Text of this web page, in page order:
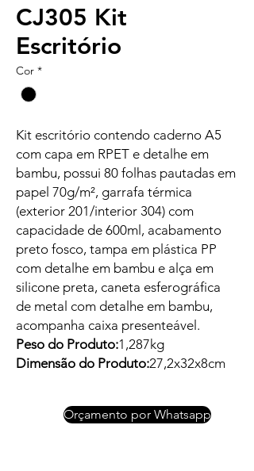
CJ305 Kit
Escritório
Cor *
Kit escritório contendo caderno A5
com capa em RPET e detalhe em
bambu, possui 80 folhas pautadas em
papel 70g/m², garrafa térmica
(exterior 201/interior 304) com
capacidade de 600ml, acabamento
preto fosco, tampa em plástica PP
com detalhe em bambu e alça em
silicone preta, caneta esferográfica
de metal com detalhe em bambu,
acompanha caixa presenteável.
Peso do Produto:1,287kg
Dimensão do Produto:27,2x32x8cm
Orçamento por Whatsapp